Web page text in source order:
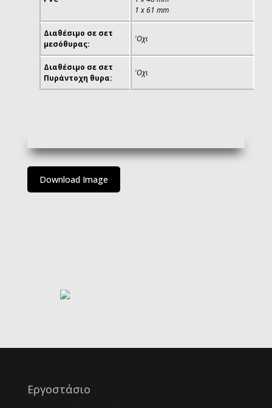
1 x 61 mm
Διαθέσιμο σε σετ
μεσόθυρας:
'Οχι
Διαθέσιμο σε σετ
Πυράντοχη θυρα:
'Οχι
Download Image
Εργοστάσιο